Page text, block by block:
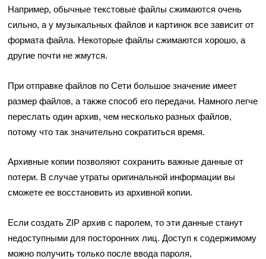
Например, обычные текстовые файлы сжимаются очень
сильно, а у музыкальных файлов и картинок все зависит от
формата файла. Некоторые файлы сжимаются хорошо, а
другие почти не жмутся.
При отправке файлов по Сети большое значение имеет
размер файлов, а также способ его передачи. Намного легче
переслать один архив, чем несколько разных файлов,
потому что так значительно сократиться время.
Архивные копии позволяют сохранить важные данные от
потери. В случае утраты оригинальной информации вы
сможете ее восстановить из архивной копии.
Если создать ZIP архив с паролем, то эти данные станут
недоступными для посторонних лиц. Доступ к содержимому
можно получить только после ввода пароля,